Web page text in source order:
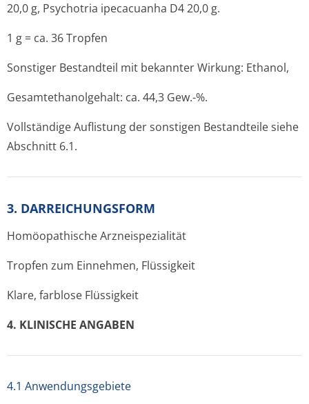
20,0 g, Psychotria ipecacuanha D4 20,0 g.
1 g = ca. 36 Tropfen
Sonstiger Bestandteil mit bekannter Wirkung: Ethanol,
Gesamtethanol­gehalt: ca. 44,3 Gew.-%.
Vollständige Auflistung der sonstigen Bestandteile siehe
Abschnitt 6.1.
3. DARREICHUNGSFORM
Homöopathische Arzneispezialität
Tropfen zum Einnehmen, Flüssigkeit
Klare, farblose Flüssigkeit
4. KLINISCHE ANGABEN
4.1 Anwendungsgebiete